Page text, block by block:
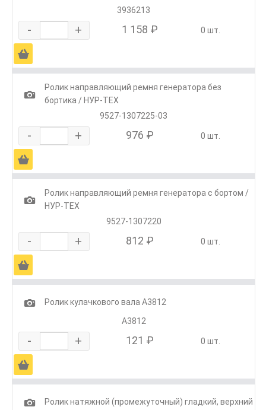
3936213
- + 1 158 ₽ 0 шт.
Ä
1
Ролик направляющий ремня генератора без
бортика / НУР-ТЕХ
9527-1307225-03
- + 976 ₽ 0 шт.
Ä
1
Ролик направляющий ремня генератора с бортом /
НУР-ТЕХ
9527-1307220
- + 812 ₽ 0 шт.
Ä
1
Ролик кулачкового вала А3812
А3812
- + 121 ₽ 0 шт.
Ä
1
Ролик натяжной (промежуточный) гладкий, верхний